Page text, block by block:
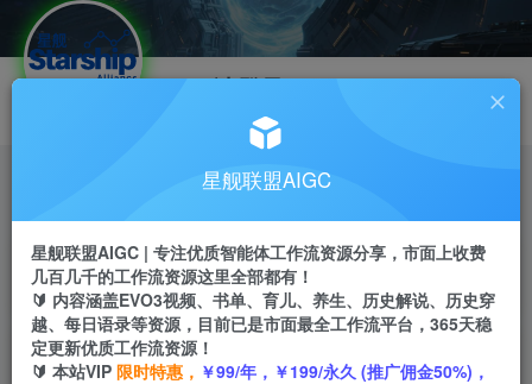
Hi！请登录
开通会员 尊享会员权益
余额
0
推广中心
星舰联盟AIGC
星舰联盟AIGC | 专注优质智能体工作流资源分享，市面上收费
几百几千的工作流资源这里全部都有！
🔰 内容涵盖EVO3视频、书单、育儿、养生、历史解说、历史穿
越、每日语录等资源，目前已是市面最全工作流平台，365天稳
定更新优质工作流资源！
🔰 本站VIP 限时特惠， ￥99/年，￥199/永久 (推广佣金50%)，